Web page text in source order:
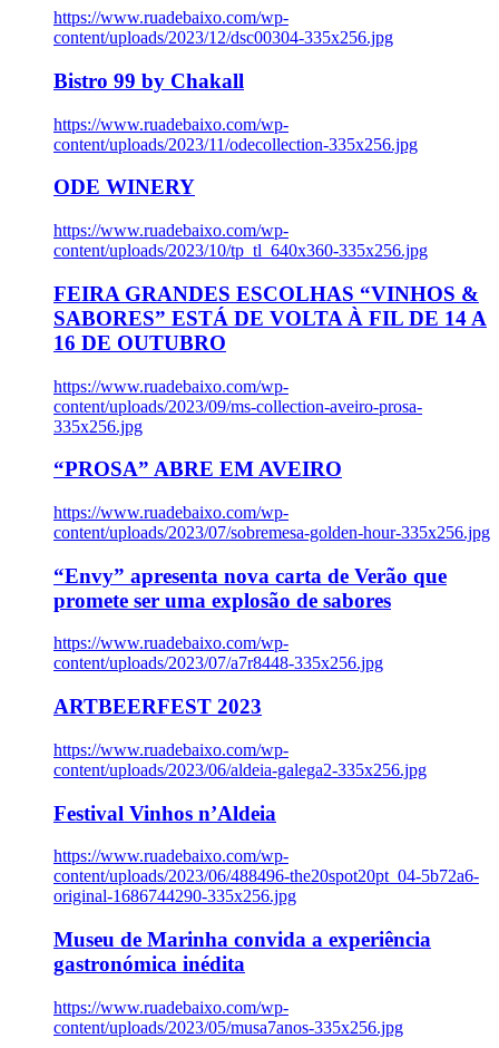
https://www.ruadebaixo.com/wp-
content/uploads/2023/12/dsc00304-335x256.jpg
Bistro 99 by Chakall
https://www.ruadebaixo.com/wp-
content/uploads/2023/11/odecollection-335x256.jpg
ODE WINERY
https://www.ruadebaixo.com/wp-
content/uploads/2023/10/tp_tl_640x360-335x256.jpg
FEIRA GRANDES ESCOLHAS “VINHOS &
SABORES” ESTÁ DE VOLTA À FIL DE 14 A
16 DE OUTUBRO
https://www.ruadebaixo.com/wp-
content/uploads/2023/09/ms-collection-aveiro-prosa-
335x256.jpg
“PROSA” ABRE EM AVEIRO
https://www.ruadebaixo.com/wp-
content/uploads/2023/07/sobremesa-golden-hour-335x256.jpg
“Envy” apresenta nova carta de Verão que
promete ser uma explosão de sabores
https://www.ruadebaixo.com/wp-
content/uploads/2023/07/a7r8448-335x256.jpg
ARTBEERFEST 2023
https://www.ruadebaixo.com/wp-
content/uploads/2023/06/aldeia-galega2-335x256.jpg
Festival Vinhos n’Aldeia
https://www.ruadebaixo.com/wp-
content/uploads/2023/06/488496-the20spot20pt_04-5b72a6-
original-1686744290-335x256.jpg
Museu de Marinha convida a experiência
gastronómica inédita
https://www.ruadebaixo.com/wp-
content/uploads/2023/05/musa7anos-335x256.jpg